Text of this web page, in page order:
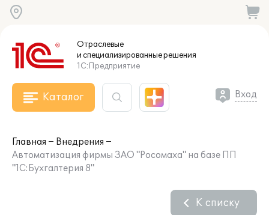
Отраслевые
и специализированныерешения
1С:Предприятие
Каталог Вход
Главная
Внедрения
Автоматизация фирмы ЗАО "Росомаха" на базе ПП
"1С:Бухгалтерия 8"
К списку